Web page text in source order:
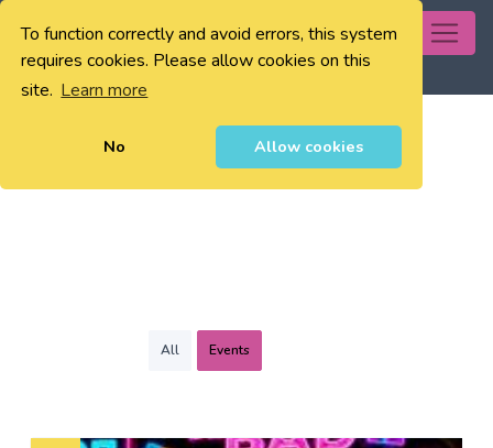
To function correctly and avoid errors, this system
requires cookies. Please allow cookies on this
site. Learn more
No Allow cookies
0
All Events